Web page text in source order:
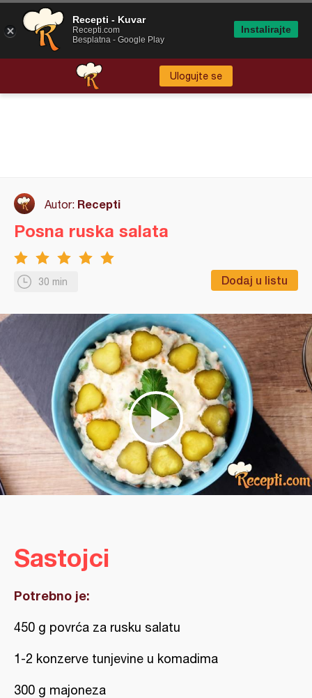
Ulogujte se
Autor: Recepti
30 min Dodaj u listu
Posna ruska salata
Sastojci
Potrebno je:
450 g povrća za rusku salatu
1-2 konzerve tunjevine u komadima
300 g majoneza
Recepti - Kuvar
Recepti.com
Besplatna - Google Play
Instalirajte